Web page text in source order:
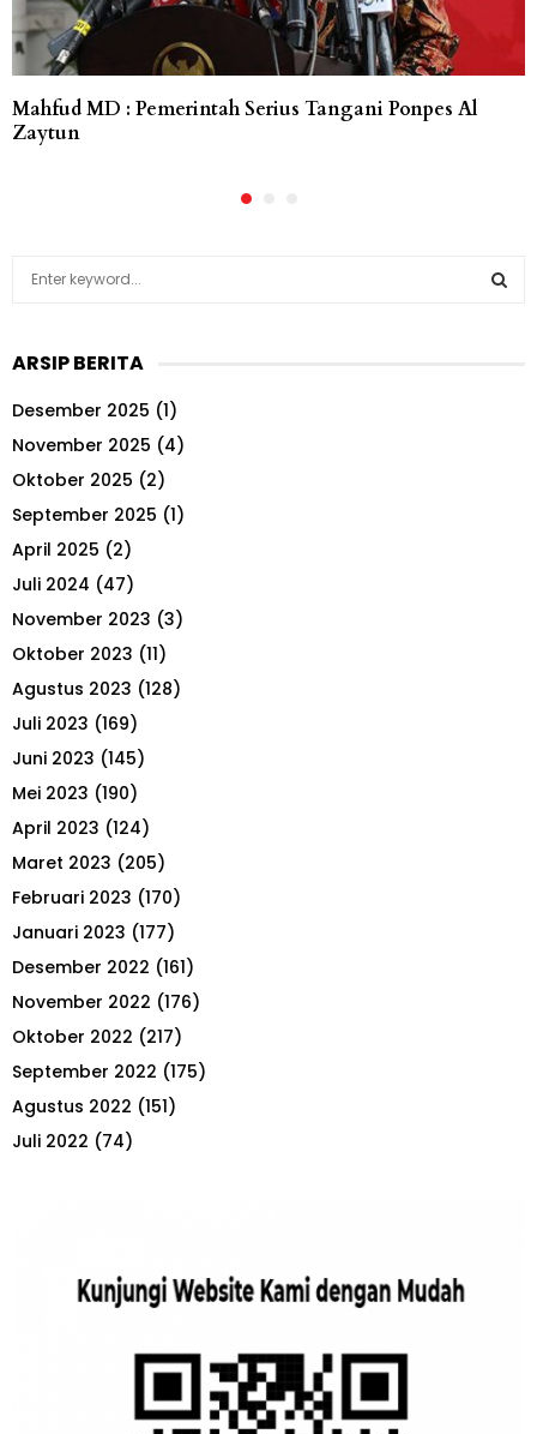
Mahfud MD : Pemerintah Serius Tangani Ponpes Al
Zaytun
c
f
o
r
ARSIP BERITA
Desember 2025 (1)
November 2025 (4)
Oktober 2025 (2)
September 2025 (1)
April 2025 (2)
Juli 2024 (47)
November 2023 (3)
Oktober 2023 (11)
Agustus 2023 (128)
Juli 2023 (169)
Juni 2023 (145)
Mei 2023 (190)
April 2023 (124)
Maret 2023 (205)
Februari 2023 (170)
Januari 2023 (177)
Desember 2022 (161)
November 2022 (176)
Oktober 2022 (217)
September 2022 (175)
Agustus 2022 (151)
Juli 2022 (74)